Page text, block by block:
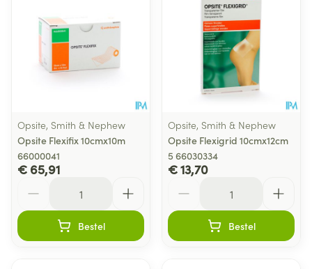
Opsite, Smith & Nephew
Opsite Flexifix 10cmx10m
66000041
€ 65,91
Bestel
Opsite, Smith & Nephew
Opsite Flexigrid 10cmx12cm
5 66030334
€ 13,70
Bestel